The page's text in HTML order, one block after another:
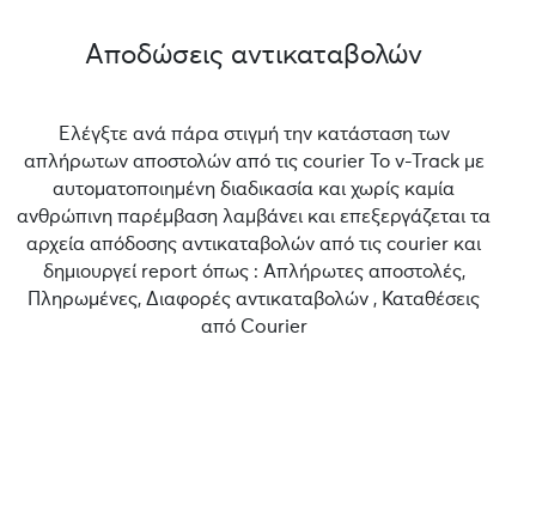
Αποδώσεις αντικαταβολών
Ελέγξτε ανά πάρα στιγμή την κατάσταση των
απλήρωτων αποστολών από τις courier Το v-Track με
αυτοματοποιημένη διαδικασία και χωρίς καμία
ανθρώπινη παρέμβαση λαμβάνει και επεξεργάζεται τα
αρχεία απόδοσης αντικαταβολών από τις courier και
δημιουργεί report όπως : Απλήρωτες αποστολές,
Πληρωμένες, Διαφορές αντικαταβολών , Καταθέσεις
από Courier